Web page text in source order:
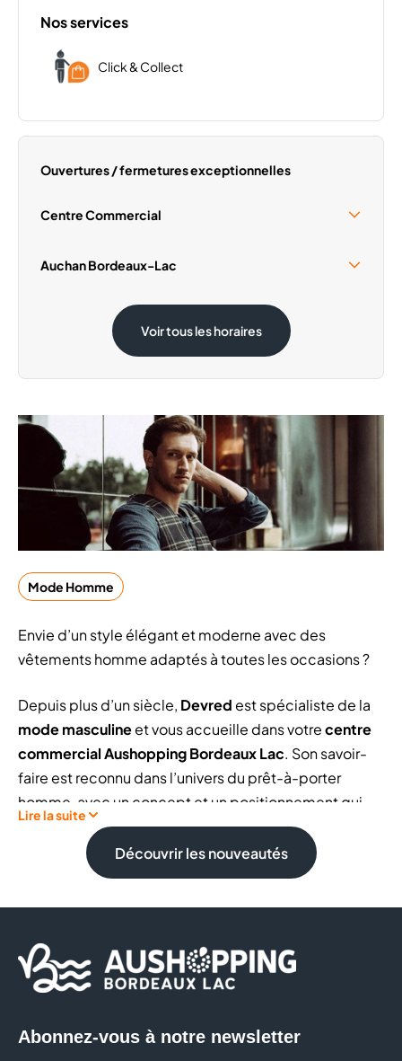
Nos services
Click & Collect
Ouvertures / fermetures exceptionnelles
Centre Commercial
Samedi 15 Août
Auchan Bordeaux-Lac
Samedi 15 Août 08:30 - 20:00
Voir tous les horaires
Mode Homme
Envie d’un style élégant et moderne avec des
vêtements homme adaptés à toutes les occasions ?
Depuis plus d’un siècle, Devredest spécialiste de la
mode masculineet vous accueille dans votrecentre
commercial Aushopping Bordeaux Lac. Son savoir-
faire est reconnu dans l’univers du prêt-à-porter
homme, avec un concept et un positionnement qui
laisse place à un produit d'excellence.
Les collections reflètent une recherche constante de
accessoires
sont pensés pour mettre en valeur
chaque silhouette, avec un style à la fois actuel et
intemporel. Chez Devred, chaque détail compte pour
durables.
Lire la suite
Découvrir les nouveautés
Abonnez-vous à notre newsletter